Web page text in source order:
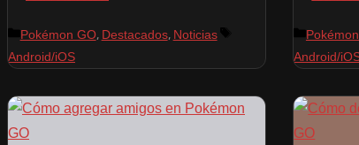
Pokémon GO, Destacados, Noticias
Android/iOS
Android/